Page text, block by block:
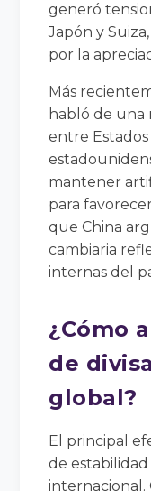
generó
Japón y
por la
Más
habló de una
entre
mantener
para
que China
cambiaria
internas del
¿Cómo
de
global?
El principal
de
internacional.